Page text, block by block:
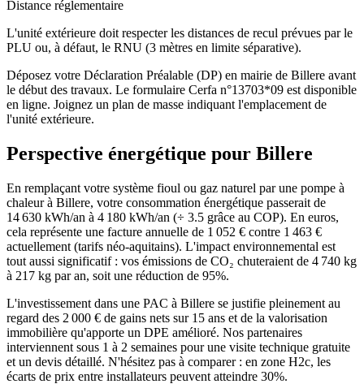
Distance réglementaire
L'unité extérieure doit respecter les distances de recul prévues par le
PLU ou, à défaut, le RNU (3 mètres en limite séparative).
Déposez votre Déclaration Préalable (DP) en mairie de Billere avant
le début des travaux. Le formulaire Cerfa n°13703*09 est disponible
en ligne. Joignez un plan de masse indiquant l'emplacement de
l'unité extérieure.
Perspective énergétique pour Billere
En remplaçant votre système fioul ou gaz naturel par une pompe à
chaleur à Billere, votre consommation énergétique passerait de
14 630 kWh/an à 4 180 kWh/an (÷ 3.5 grâce au COP). En euros,
cela représente une facture annuelle de 1 052 € contre 1 463 €
actuellement (tarifs néo-aquitains). L'impact environnemental est
tout aussi significatif : vos émissions de CO₂ chuteraient de 4 740 kg
à 217 kg par an, soit une réduction de 95%.
L'investissement dans une PAC à Billere se justifie pleinement au
regard des 2 000 € de gains nets sur 15 ans et de la valorisation
immobilière qu'apporte un DPE amélioré. Nos partenaires
interviennent sous 1 à 2 semaines pour une visite technique gratuite
et un devis détaillé. N'hésitez pas à comparer : en zone H2c, les
écarts de prix entre installateurs peuvent atteindre 30%.